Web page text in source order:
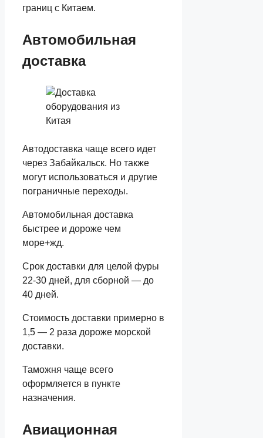
границ с Китаем.
Автомобильная
доставка
Автодоставка чаще всего идет
через Забайкальск. Но также
могут использоваться и другие
пограничные переходы.
Автомобильная доставка
быстрее и дороже чем
море+жд.
Срок доставки для целой фуры
22-30 дней, для сборной — до
40 дней.
Стоимость доставки примерно в
1,5 — 2 раза дороже морской
доставки.
Таможня чаще всего
оформляется в пункте
назначения.
Авиационная